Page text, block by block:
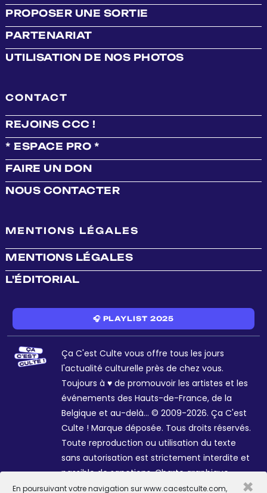
En poursuivant votre navigation sur www.cacestculte.com, ×
PROPOSER UNE SORTIE
PARTENARIAT
UTILISATION DE NOS PHOTOS
CONTACT
REJOINS CCC !
* ESPACE PRO *
FAIRE UN DON
NOUS CONTACTER
MENTIONS LÉGALES
MENTIONS LÉGALES
L'ÉDITORIAL
🎧 PLAYLIST 2025
Ça C'est Culte vous offre tous les jours
l'actualité culturelle près de chez vous.
Toujours à ♥ de promouvoir les artistes et les
événements des Hauts-de-France, de la
Belgique et au-delà... © 2009-2026. Ça C'est
Culte ! Marque déposée. Tous droits réservés.
Toute reproduction ou utilisation du texte
sans autorisation est strictement interdite et
passible de sanctions. Charte graphique
Sophie R. et Céline Galant.